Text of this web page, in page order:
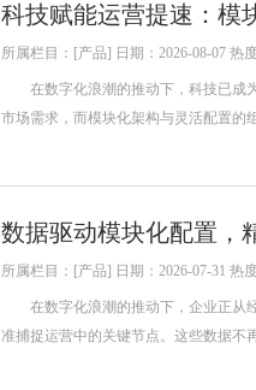
科技赋能运营提速：模
所属栏目：[产品] 日期：2026-08-07 热
在数字化浪潮的推动下，科技已成为
市场需求，而模块化架构与灵活配置的
数据驱动模块化配置，
所属栏目：[产品] 日期：2026-07-31 热
在数字化浪潮的推动下，企业正从经
准捕捉运营中的关键节点。这些数据不